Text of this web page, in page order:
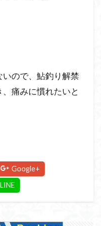
ので、鮎釣り解禁
痛みに慣れたいと